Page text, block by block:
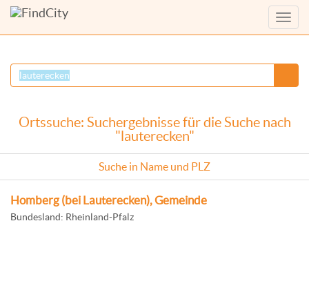
Menü
Ortssuche: Suchergebnisse für die Suche nach
"lauterecken"
Suche in Name und PLZ
Homberg (bei Lauterecken), Gemeinde
Bundesland: Rheinland-Pfalz